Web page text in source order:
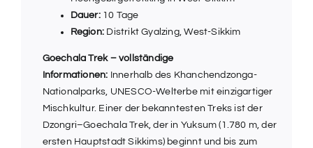
Dauer:10 Tage
Region: Distrikt Gyalzing, West-Sikkim
Goechala Trek – vollständige
Informationen: Innerhalb des Khanchendzonga-
Nationalparks, UNESCO-Welterbe mit einzigartiger
Mischkultur. Einer der bekanntesten Treks ist der
Dzongri–Goechala Trek, der in Yuksum (1.780 m, der
ersten Hauptstadt Sikkims) beginnt und bis zum